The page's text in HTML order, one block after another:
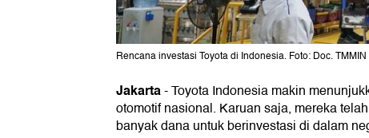
Rencana investasi Toyota di Indonesia. Foto: Doc. TMMIN
Jakarta-Toyota Indonesia makin
otomotif nasional. Karuan saja, mereka
banyak dana untuk berinvestasi di dalam